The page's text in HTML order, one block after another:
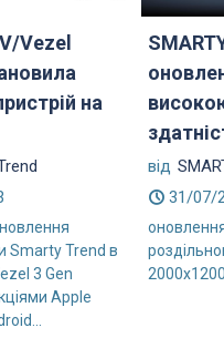
Vezel
на
Smarty Trend в
3 Gen
Apple
від
31/07/